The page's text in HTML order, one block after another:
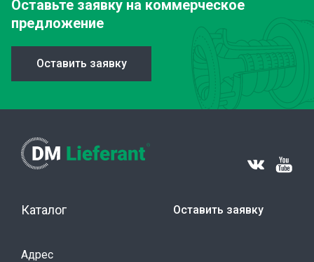
Оставьте заявку на коммерческое
предложение
Оставить заявку
Каталог Оставить заявку
Адрес